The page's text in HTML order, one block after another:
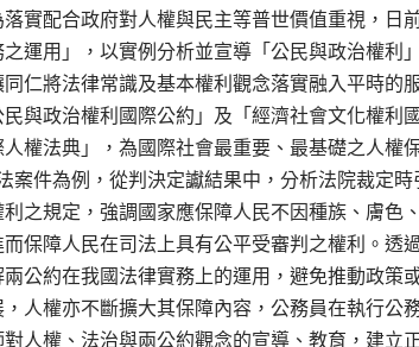
實配合政府對人權與民主等普世價值重視， 日
運用」，以實例分析並宣導「公民與政治權利
仁將法律常識及基本權利觀念落實融入平時的
與政治權利國際公約」及「經濟社會文化權利
權法典」，為國際社會最重要、最基礎之人權
案件為例，從判決定讞結果中，分析法院裁定
之規定，強調國家應保障人民不因種族、膚色
保障人民在司法上具有公平受審判之權利。透
公約在我國法律實務上的運用，避免推動政策
人權亦不斷擴大其保障內容，公務員在執行公
人權、法治與兩公約觀念的宣導、教育，建立